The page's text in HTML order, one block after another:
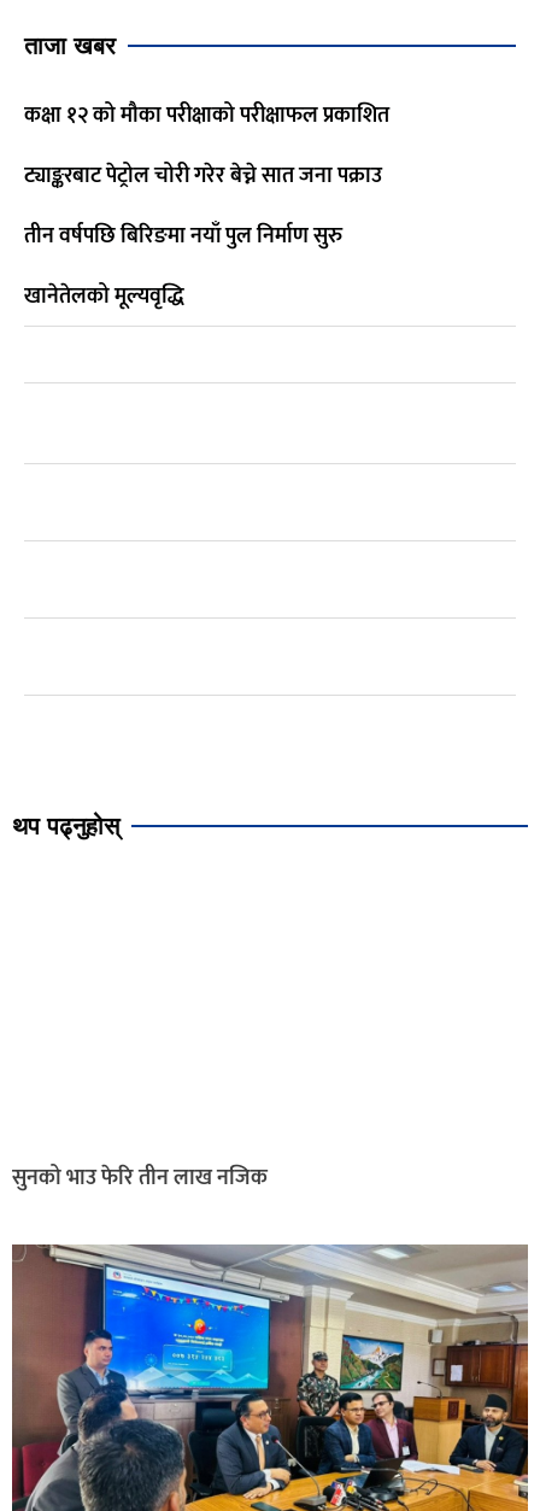
ताजा खबर
कक्षा १२ को मौका परीक्षाको परीक्षाफल प्रकाशित
ट्याङ्करबाट पेट्रोल चोरी गरेर बेच्ने सात जना पक्राउ
तीन वर्षपछि बिरिङमा नयाँ पुल निर्माण सुरु
खानेतेलको मूल्यवृद्धि
थप पढ्नुहोस्
सुनको भाउ फेरि तीन लाख नजिक